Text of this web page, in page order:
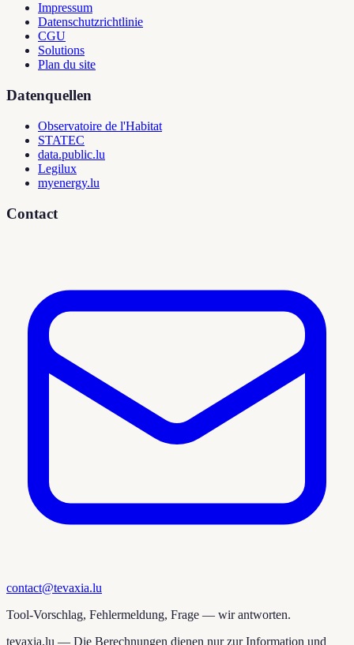
Impressum
Datenschutzrichtlinie
CGU
Solutions
Plan du site
Datenquellen
Observatoire de l'Habitat
STATEC
data.public.lu
Legilux
myenergy.lu
Contact
contact@tevaxia.lu
Tool-Vorschlag, Fehlermeldung, Frage — wir antworten.
tevaxia.lu — Die Berechnungen dienen nur zur Information und